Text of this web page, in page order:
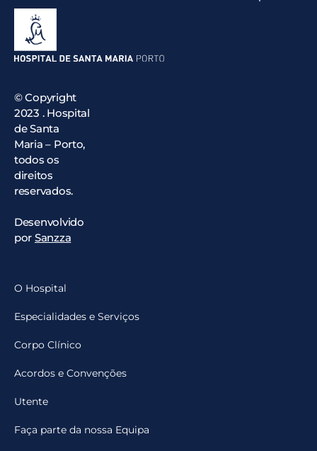
© Copyright
2023 . Hospital
de Santa
Maria – Porto,
todos os
direitos
reservados.
Desenvolvido
por Sanzza
O Hospital
Especialidades e Serviços
Corpo Clínico
Acordos e Convenções
Utente
Faça parte da nossa Equipa